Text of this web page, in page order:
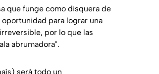
que funge como disquera de
oportunidad para lograr una
por lo que las
abrumadora".
será todo un